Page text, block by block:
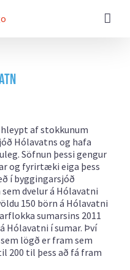
af stokkunum
Hólavatns og hafa
Söfnun þessi gengur
og fyrirtæki eiga þess
í byggingarsjóð
dvelur á Hólavatni
150 börn á Hólavatni
sumarsins 2011
Hólavatni í sumar. Því
lögð er fram sem
200 til þess að fá fram